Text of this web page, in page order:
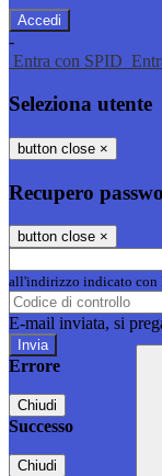
-
Entra con SPID
Seleziona utente
button close ×
Recupero
button close ×
all'indirizzo indicato con
E-mail inviata, si
Errore
Chiudi
Successo
Chiudi